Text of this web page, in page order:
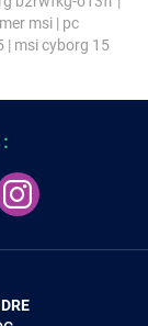
msi | pc
| msi cyborg 15